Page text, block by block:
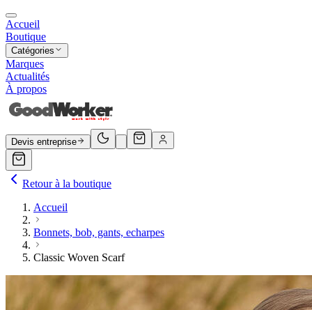
Accueil
Boutique
Catégories
Marques
Actualités
À propos
Devis entreprise
Retour à la boutique
Accueil
Bonnets, bob, gants, echarpes
Classic Woven Scarf